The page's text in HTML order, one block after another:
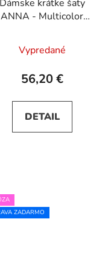
Dámske krátke šaty
ANNA - Multicolor
Vypredané
56,20 €
DETAIL
ZADARMO